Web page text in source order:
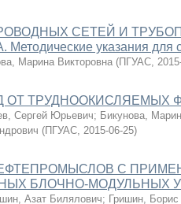
СЕТЕЙ И
указания для
Марина Викторовна (ПГУАС,
ТРУДНООКИСЛЯЕМЫХ
Сергей Юрьевич; Бикунова,
(ПГУАС, 2015-06-25)
С
БЛОЧНО-МОДУЛЬНЫХ
Азат Билялович; Гришин,